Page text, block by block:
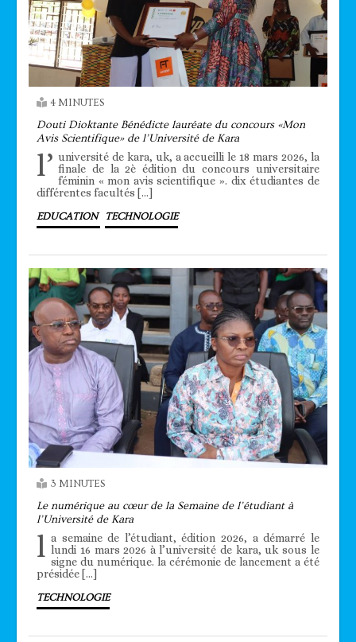
4 MINUTES
Douti Dioktante Bénédicte lauréate du concours «Mon
Avis Scientifique» de l’Université de Kara
l’ université de kara, uk, a accueilli le 18 mars 2026, la
finale de la 2è édition du concours universitaire
féminin « mon avis scientifique ». dix étudiantes de
différentes facultés […]
EDUCATION TECHNOLOGIE
3 MINUTES
Le numérique au cœur de la Semaine de l’étudiant à
l’Université de Kara
l a semaine de l’étudiant, édition 2026, a démarré le
lundi 16 mars 2026 à l’université de kara, uk sous le
signe du numérique. la cérémonie de lancement a été
présidée […]
TECHNOLOGIE